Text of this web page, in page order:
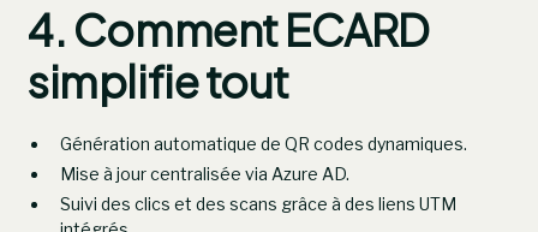
4. Comment ECARD
simplifie tout
Génération automatique de QR codes dynamiques.
Mise à jour centralisée via Azure AD.
Suivi des clics et des scans grâce à des liens UTM